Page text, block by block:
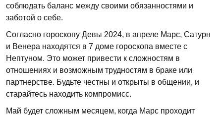
соблюдать баланс между своими обязанностями и
заботой о себе.
Согласно гороскопу Девы 2024, в апреле Марс, Сатурн
и Венера находятся в 7 доме гороскопа вместе с
Нептуном. Это может привести к сложностям в
отношениях и возможным трудностям в браке или
партнерстве. Будьте честны и открыты в общении, и
старайтесь находить компромисс.
Май будет сложным месяцем, когда Марс проходит